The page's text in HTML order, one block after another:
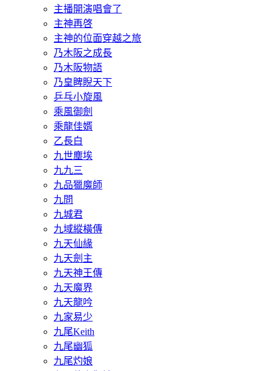
主播開演唱會了
主神再啓
主神的位面穿越之旅
乃木阪之成長
乃木阪物語
乃皇睥睨天下
乒乓小旋風
乘風御劍
乘龍佳婿
乙長白
九世塵埃
九九三
九品獵魔師
九問
九城君
九域縱橫傳
九天仙緣
九天劍主
九天神王傳
九天魔界
九天龍吟
九家易少
九尾Keith
九尾幽狐
九尾灼娘